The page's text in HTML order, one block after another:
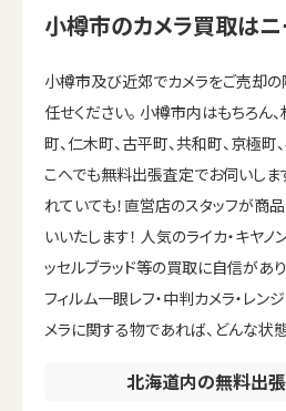
小樽市のカメラ買取はニ
小樽市及び近郊でカメラをご売却の
任せください。 小樽市内はもちろん
町、仁木町、古平町、共和町、京極
こへでも無料出張査定でお伺いしま
れていても！直営店のスタッフが商
いいたします！ 人気のライカ・キヤノ
ッセルブラッド等の買取に自信があり
フィルム一眼レフ・中判カメラ・レン
メラに関する物であれば、どんな状
北海道内の無料出